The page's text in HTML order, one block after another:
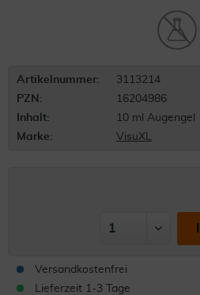
Artikelnummer:
3113214
PZN:
16204986
Inhalt:
10 ml Augengel
Marke:
VisuXL
Versandkostenfrei
Lieferzeit 1-3 Tage